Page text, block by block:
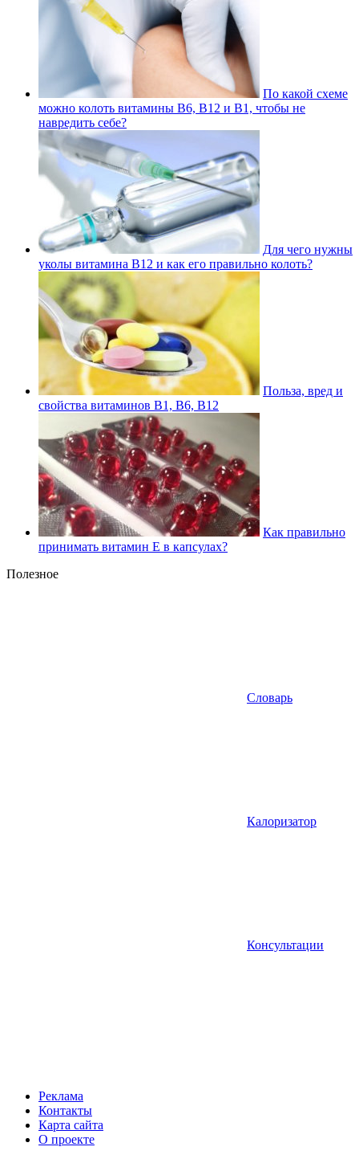
По какой схеме
можно колоть витамины В6, В12 и В1, чтобы не
навредить себе?
Для чего нужны
уколы витамина В12 и как его правильно колоть?
Польза, вред и
свойства витаминов В1, В6, В12
Как правильно
принимать витамин Е в капсулах?
Полезное
Словарь
Калоризатор
Консультации
Реклама
Контакты
Карта сайта
О проекте